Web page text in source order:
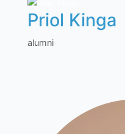
Priol Kinga
alumni